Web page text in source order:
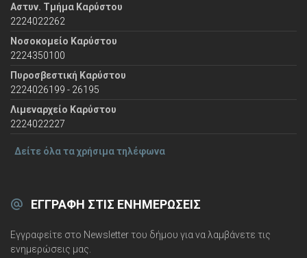
Αστυν. Τμήμα Καρύστου
2224022262
Νοσοκομείο Καρύστου
2224350100
Πυροσβεστική Καρύστου
2224026199 - 26195
Λιμεναρχείο Καρύστου
2224022227
Δείτε όλα τα χρήσιμα τηλέφωνα
ΕΓΓΡΑΦΉ ΣΤΙΣ ΕΝΗΜΕΡΏΣΕΙΣ
Εγγραφείτε στο Newsletter του δήμου για να λαμβάνετε τις
ενημερώσεις μας.